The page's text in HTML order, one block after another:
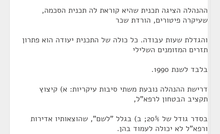
ההנהלה הציגה תכנית שהיא קוראת לה תכנית הסכמה,
שעיקרה פיטורים, הורדת שכר
והגדלת שעות עבודה. כל כולה של התכנית יעודה הוא פתרון
תזרים המזומנים השלילי
בלבד לשנת 1990.
דרישת ההנהלה נובעת משתי סיבות עיקריות: א) קיצוץ
תקציב הבטחון לרפא"ל,
בסדר גודל של 20%; ב) בגלל "לשם", שהוצאותיו אדירות
ורפא"ל לא יכולה לעמוד בהן.